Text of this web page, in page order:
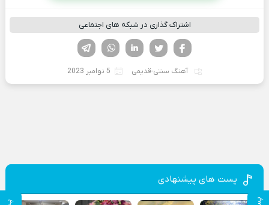
اشتراک گذاری در شبکه های اجتماعی
لینکدین تویتر
فیسوک
آهنگ سنتی-قدیمی 5 نوامبر 2023
پست های پیشنهادی